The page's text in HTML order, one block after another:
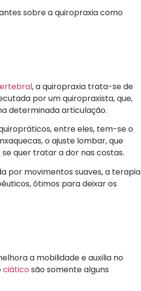
sobre a quiropraxia como
, a quiropraxia trata-se de
por um quiropraxista, que,
determinada articulação.
entre eles, tem-se o
o ajuste lombar, que
quer tratar a dor nas costas.
por movimentos suaves, a terapia
ótimos para deixar os
a mobilidade e auxilia no
ciático são somente alguns